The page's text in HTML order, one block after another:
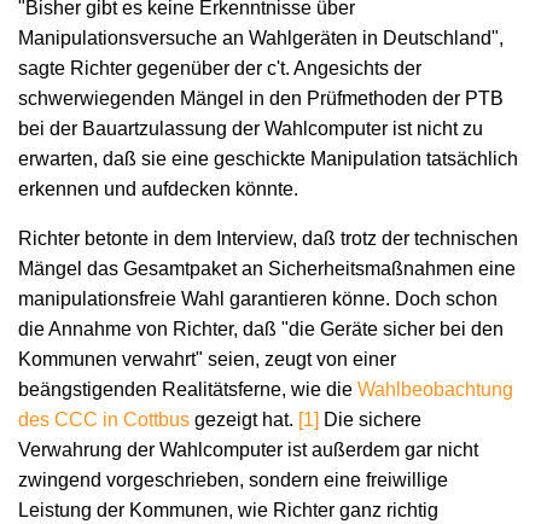
"Bisher gibt es keine Erkenntnisse über
Manipulationsversuche an Wahlgeräten in Deutschland",
sagte Richter gegenüber der c't. Angesichts der
schwerwiegenden Mängel in den Prüfmethoden der PTB
bei der Bauartzulassung der Wahlcomputer ist nicht zu
erwarten, daß sie eine geschickte Manipulation tatsächlich
erkennen und aufdecken könnte.
Richter betonte in dem Interview, daß trotz der technischen
Mängel das Gesamtpaket an Sicherheitsmaßnahmen eine
manipulationsfreie Wahl garantieren könne. Doch schon
die Annahme von Richter, daß "die Geräte sicher bei den
Kommunen verwahrt" seien, zeugt von einer
beängstigenden Realitätsferne, wie die Wahlbeobachtung
des CCC in Cottbus gezeigt hat. [1] Die sichere
Verwahrung der Wahlcomputer ist außerdem gar nicht
zwingend vorgeschrieben, sondern eine freiwillige
Leistung der Kommunen, wie Richter ganz richtig